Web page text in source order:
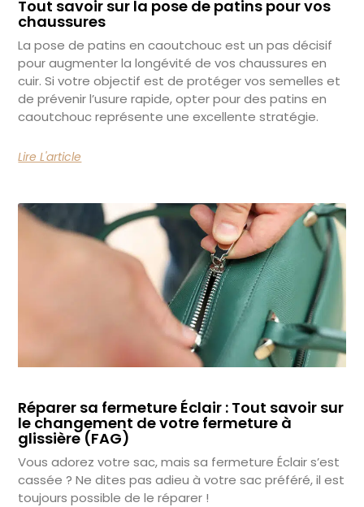
Tout savoir sur la pose de patins pour vos
chaussures
La pose de patins en caoutchouc est un pas décisif
pour augmenter la longévité de vos chaussures en
cuir. Si votre objectif est de protéger vos semelles et
de prévenir l’usure rapide, opter pour des patins en
caoutchouc représente une excellente stratégie.
Lire L'article
Réparer sa fermeture Éclair : Tout savoir sur
le changement de votre fermeture à
glissière (FAG)
Vous adorez votre sac, mais sa fermeture Éclair s’est
cassée ? Ne dites pas adieu à votre sac préféré, il est
toujours possible de le réparer !